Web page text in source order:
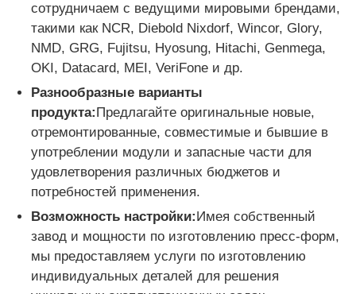
Genmega ATM
Купюроприемник
Сортировщик банкнот
счетчик счета
Принтер карты
Пост-машина
сотрудничаем с ведущими мировыми брендами,
такими как NCR, Diebold Nixdorf, Wincor, Glory,
NMD, GRG, Fujitsu, Hyosung, Hitachi, Genmega,
OKI, Datacard, MEI, VeriFone и др.
Разнообразные варианты
продукта: Предлагайте оригинальные новые,
отремонтированные, совместимые и бывшие в
употреблении модули и запасные части для
удовлетворения различных бюджетов и
потребностей применения.
Возможность настройки: Имея собственный
завод и мощности по изготовлению пресс-форм,
мы предоставляем услуги по изготовлению
индивидуальных деталей для решения